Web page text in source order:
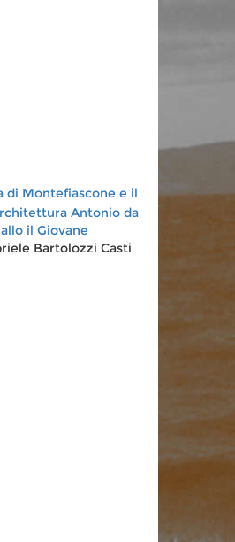
di Montefiascone e il
Antonio da
il Giovane
Bartolozzi Casti